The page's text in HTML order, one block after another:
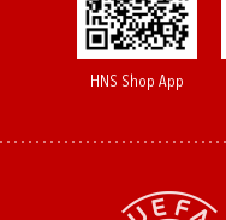
HNS Shop App